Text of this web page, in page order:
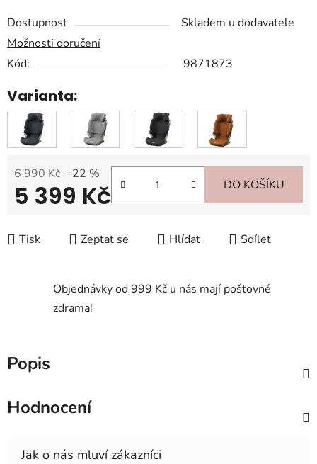
Dostupnost
Skladem u dodavatele
Možnosti doručení
Kód:
9871873
Varianta:
6 990 Kč –22 %
5 399 Kč DO KOŠÍKU
Tisk Zeptat se Hlídat Sdílet
Objednávky od 999 Kč u nás mají poštovné
zdrama!
Popis
Hodnocení